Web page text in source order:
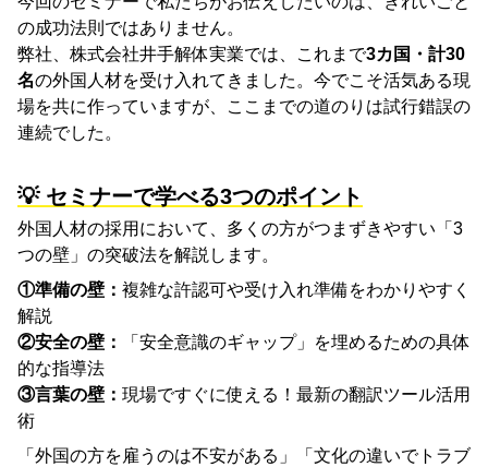
の成功法則ではありません。
弊社、 株式会社井手解体実業では、 これまで3カ国・計30
名の外国人材を受け入れてきました。 今でこそ活気ある現
場を共に作っていますが、
ここまでの道のりは試行錯誤の
連続でした。
💡 セミナーで学べる3つのポイント
外国人材の採用において、多くの方がつまずきやすい「3
つの壁」の突破法を解説します。
①準備の壁： 複雑な許認可や受け入れ準備をわかりやすく
解説
②安全の壁：
「安全意識のギャップ」を埋めるための具体
的な指導法
③言葉の壁： 現場ですぐに使える！最新の翻訳ツール活用
術
「外国の方を雇うのは不安がある」「文化の違いでトラブ